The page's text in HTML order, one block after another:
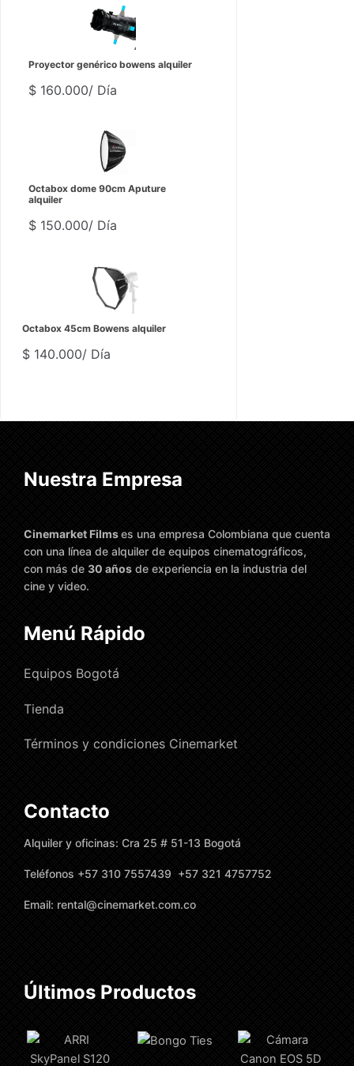
Proyector genérico bowens alquiler
$ 160.000/ Día
Octabox dome 90cm Aputure
alquiler
$ 150.000/ Día
Octabox 45cm Bowens alquiler
$ 140.000/ Día
Nuestra Empresa
Cinemarket Filmses una empresa Colombiana que cuenta
con una línea de alquiler de equipos cinematográficos,
con más de 30 años de experiencia en la industria del
cine y video.
Menú Rápido
Equipos Bogotá
Tienda
Términos y condiciones Cinemarket
Contacto
Alquiler y oficinas: Cra 25 # 51-13 Bogotá
Teléfonos +57 310 7557439 +57 321 4757752
Email: rental@cinemarket.com.co
Últimos Productos